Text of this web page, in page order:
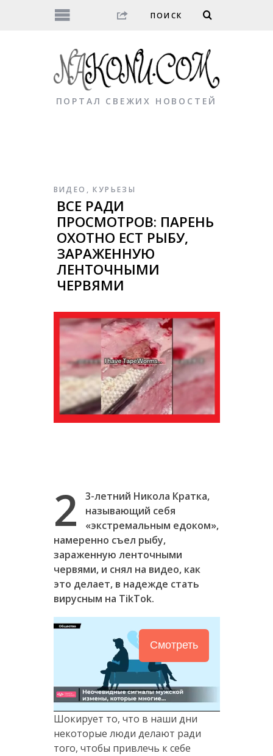
ПОРТАЛ СВЕЖИХ НОВОСТЕЙ
ВИДЕО ,КУРЬЕЗЫ
ВСЕ РАДИ
ПРОСМОТРОВ: ПАРЕНЬ
ОХОТНО ЕСТ РЫБУ,
ЗАРАЖЕННУЮ
ЛЕНТОЧНЫМИ
ЧЕРВЯМИ
2
3-летний Никола Кратка,
называющий себя
«экстремальным едоком»,
намеренно съел рыбу,
зараженную ленточными
червями, и снял на видео, как
это делает, в надежде стать
вирусным на TikTok.
Смотреть
Шокирует то, что в наши дни
некоторые люди делают ради
того, чтобы привлечь к себе